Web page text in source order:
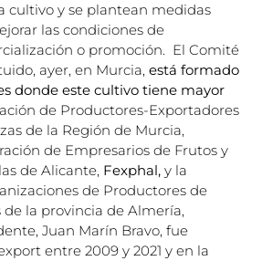
cultivo y se plantean medidas
las condiciones de
o promoción. El Comité
ayer, en Murcia, está formado
donde este cultivo tiene mayor
de Productores-Exportadores
de la Región de Murcia,
de Empresarios de Frutos y
de Alicante, Fexphal, y la
de Productores de
de la provincia de Almería,
Juan Marín Bravo, fue
entre 2009 y 2021 y en la